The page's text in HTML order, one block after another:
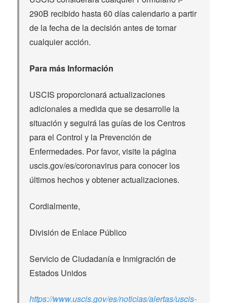
290B recibido hasta 60 días calendario a partir
de la fecha de la decisión antes de tomar
cualquier acción.
Para más Información
USCIS proporcionará actualizaciones
adicionales a medida que se desarrolle la
situación y seguirá las guías de los Centros
para el Control y la Prevención de
Enfermedades. Por favor, visite la página
uscis.gov/es/coronavirus para conocer los
últimos hechos y obtener actualizaciones.
Cordialmente,
División de Enlace Público
Servicio de Ciudadanía e Inmigración de
Estados Unidos
https://www.uscis.gov/es/noticias/alertas/uscis-